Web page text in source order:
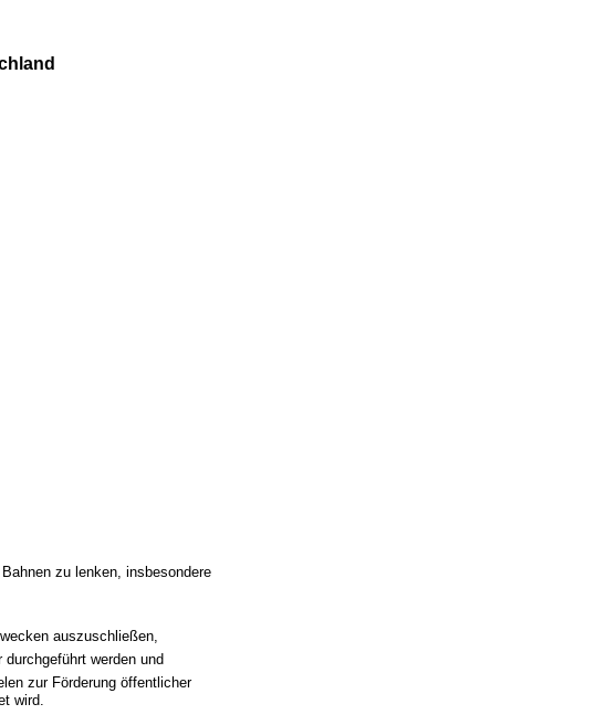
zu lenken, insbesondere
auszuschließen,
werden und
zur Förderung öffentlicher
wird.